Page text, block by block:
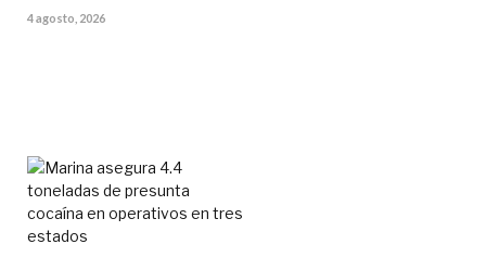
4 agosto, 2026